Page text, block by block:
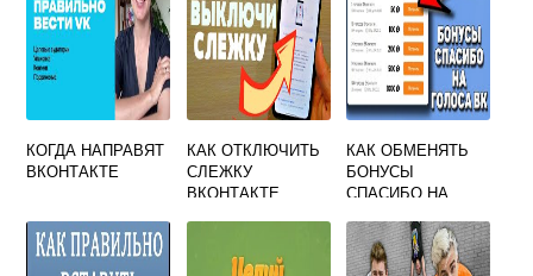
КОГДА НАПРАВЯТ
ВКОНТАКТЕ
КАК ОТКЛЮЧИТЬ
СЛЕЖКУ
ВКОНТАКТЕ
КАК ОБМЕНЯТЬ
БОНУСЫ
СПАСИБО НА
ТЕЛЕФОНЕ